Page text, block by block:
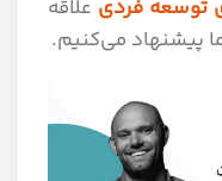
توسعه فردی علاقه
پیشنهاد می‌کنیم.